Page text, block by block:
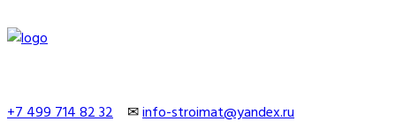
+7 499 714 82 32 ✉info-stroimat@yandex.ru